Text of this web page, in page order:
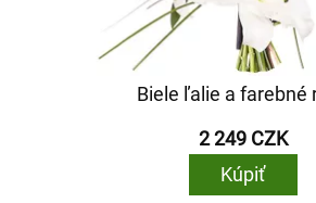
Biele ľalie a farebné
2 249 CZK
Kúpiť